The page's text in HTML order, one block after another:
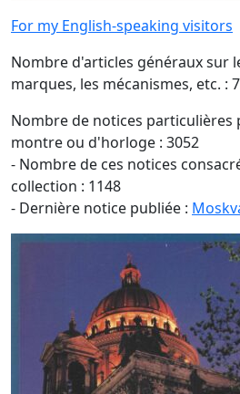
For my English-speaking visitors
Nombre d'articles généraux sur
marques, les mécanismes, etc. :
Nombre de notices particulières
montre ou d'horloge : 3052
- Nombre de ces notices
collection : 1148
- Dernière notice publiée :